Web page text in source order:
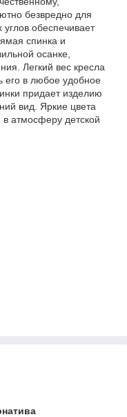
безвредно для
углов обеспечивает
спинка и
осанке,
Легкий вес кресла
его в любое удобное
придает изделию
вид. Яркие цвета
атмосферу детской